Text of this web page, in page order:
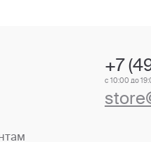
+7
с 10:00 до